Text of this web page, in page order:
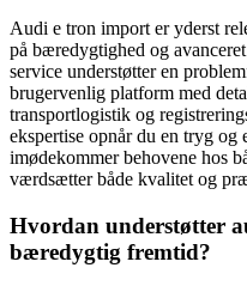
Audi e tron import er yderst
på bæredygtighed og
service understøtter en
brugervenlig platform med
transportlogistik og
ekspertise opnår du en tryg
imødekommer behovene hos
værdsætter både kvalitet og
Hvordan understøtter
bæredygtig fremtid?